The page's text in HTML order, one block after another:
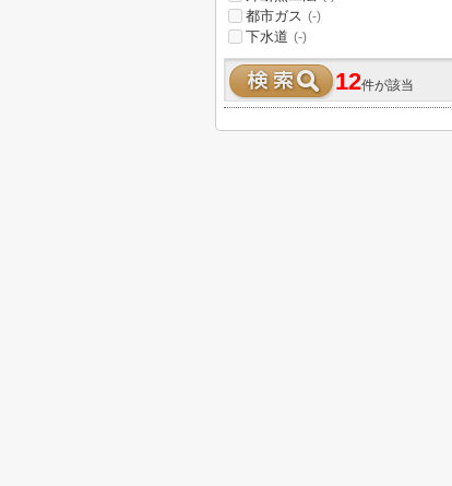
都市ガス (-)
下水道 (-)
12件が該当